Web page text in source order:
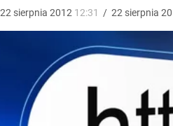
22 sierpnia 2012 12:31 / 22 sierpnia